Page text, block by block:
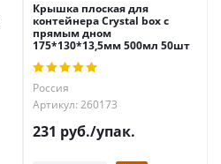
Крышка плоская для
контейнера Crystal box с
прямым дном
175*130*13,5мм 500мл 50шт
Россия
Артикул: 260173
231 руб./упак.